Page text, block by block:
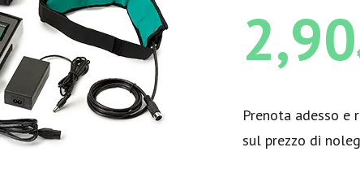
2,90
Prenota adesso e
sul prezzo di